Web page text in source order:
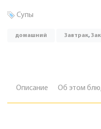
Супы
домашний Завтрак,
Описание Об этом